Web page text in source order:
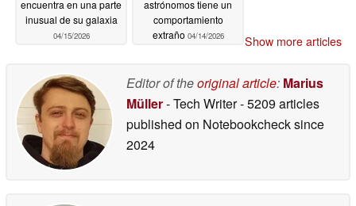
encuentra en una parte
inusual de su galaxia
04/15/2026
astrónomos tiene un
comportamiento
extraño 04/14/2026 Show more articles
Editor of theoriginal article: Marius
Müller- Tech Writer- 5209 articles
published on Notebookchecksince
2024